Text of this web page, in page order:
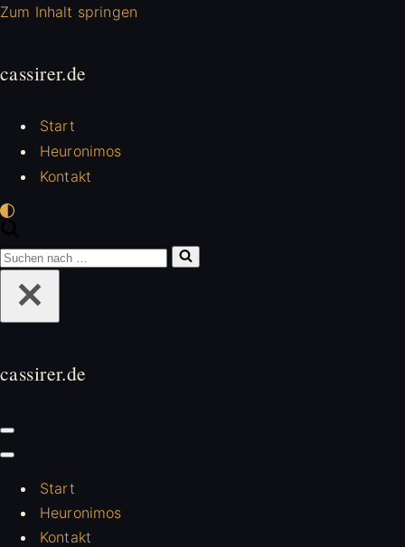
Zum Inhalt springen
cassirer.de
Start
Heuronimos
Kontakt
Suchen
nach …
cassirer.de
Navigationsmenü
Navigationsmenü
Start
Heuronimos
Kontakt